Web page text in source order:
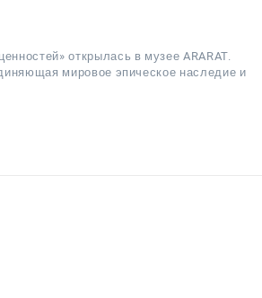
открылась в музее ARARAT.
мировое эпическое наследие и